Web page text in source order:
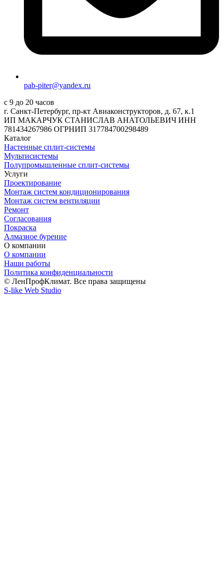
pab-piter@yandex.ru
с 9 до 20 часов
г. Санкт-Петербург, пр-кт Авиаконструкторов, д. 67, к.1
ИП МАКАРЧУК СТАНИСЛАВ АНАТОЛЬЕВИЧ ИНН
781434267986 ОГРНИП 317784700298489
Каталог
Настенные сплит-системы
Мультисистемы
Полупромышленные сплит-системы
Услуги
Проектирование
Монтаж систем кондиционирования
Монтаж систем вентиляции
Ремонт
Согласования
Покраска
Алмазное бурение
О компании
О компании
Наши работы
Политика конфиденциальности
© ЛенПрофКлимат. Все права защищены
S-like Web Studio